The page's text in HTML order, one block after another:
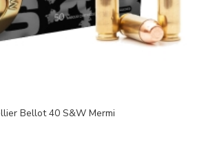
Bellot 40 S&W Mermi